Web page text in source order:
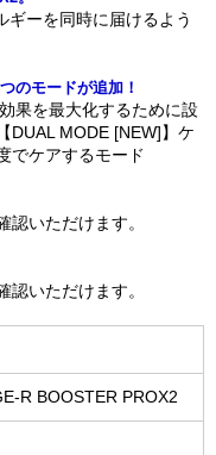
ーを同時に届けるよう
のモードが追加！
果を最大化するために設
MODE [NEW]】ケ
でケアするモード
認いただけます。
認いただけます。
R BOOSTER PROX2